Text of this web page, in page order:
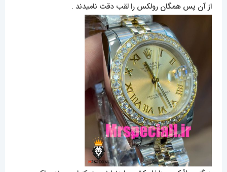
از آن پس همگان رولکس را لقب دقت نامیدند .